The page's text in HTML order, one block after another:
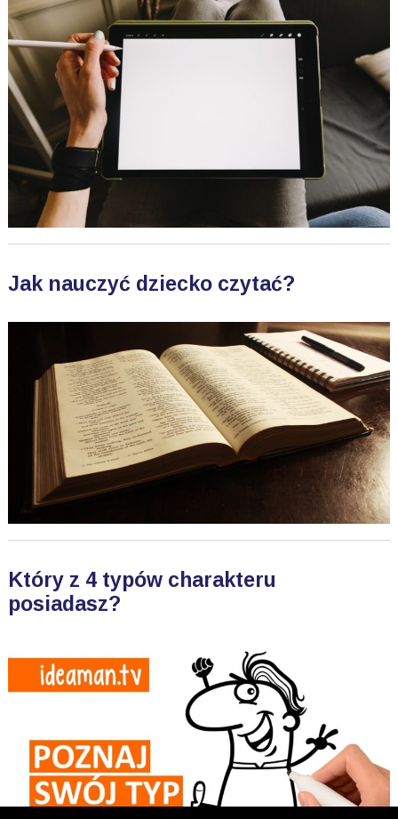
Jak nauczyć dziecko czytać?
Który z 4 typów charakteru
posiadasz?